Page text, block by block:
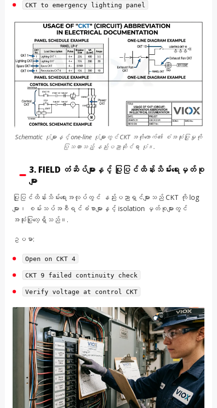
CKT to emergency lighting panel
Schematic ပုံများနှင့် one-line ပုံများတွင် CKT အတိုကောက်၏ စံအသုံးပြုမှုကို
ပြသထားသည့် နည်းပညာဆိုင်ရာ ပုံ။.
3. FIELD တံဆိပ်များနှင့် ပြုပြင်ထိန်းသိမ်းရေးမှတ်စု
များ
ပြုပြင်ထိန်းသိမ်းရေးအလုပ်တွင် နည်းပညာရှင်များသည် CKT ကို log
များ၊ စမ်းသပ်အစီရင်ခံစာများနှင့် isolation မှတ်စုများတွင်
အသုံးပြုလေ့ရှိသည်။.
ဥပမာ:
Open on CKT 4
CKT 9 failed continuity check
Verify voltage at control CKT